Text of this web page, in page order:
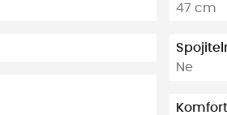
47 cm
Ne